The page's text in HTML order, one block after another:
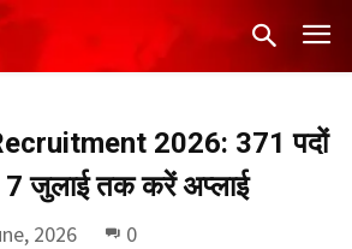
2026: 371 पदों
जुलाई तक करें अप्लाई
2026 0